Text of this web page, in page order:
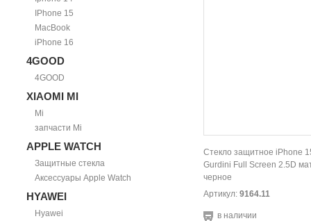
IPhone 15
MacBook
iPhone 16
4GOOD
4GOOD
XIAOMI MI
Mi
запчасти Mi
APPLE WATCH
Защитные стекла
Аксессуары Apple Watch
HYAWEI
Hyawei
Стекло защитное iPhone
Gurdini Full Screen 2.5D
черное
Артикул: 9164.11
в наличии